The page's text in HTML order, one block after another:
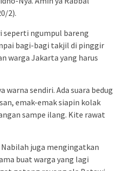
2).
seperti ngumpul bareng
bagi-bagi takjil di pinggir
warga Jakarta yang harus
warna sendiri. Ada suara bedug
emak-emak siapin kolak
sampe ilang. Kite rawat
juga mengingatkan
buat warga yang lagi